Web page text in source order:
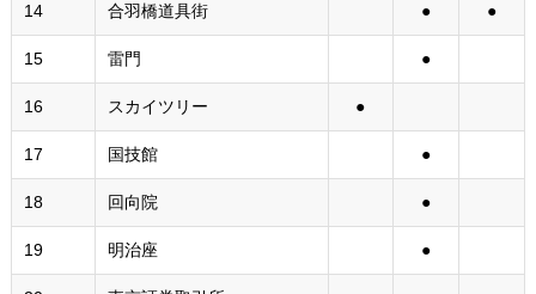
14 合羽橋道具街 ● ●
15 雷門 ●
16 スカイツリー ●
17 国技館 ●
18 回向院 ●
19 明治座 ●